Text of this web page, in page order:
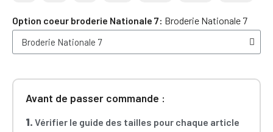
Option coeur broderie Nationale 7 Broderie Nationale 7
Avant de passer commande :
1. Vérifier le guide des tailles pour chaque article